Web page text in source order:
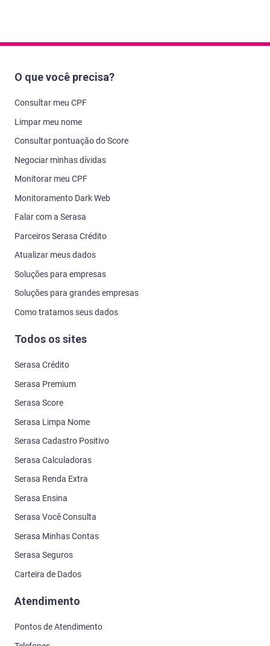
O que você precisa?
Consultar meu CPF
Limpar meu nome
Consultar pontuação do Score
Negociar minhas dívidas
Monitorar meu CPF
Monitoramento Dark Web
Falar com a Serasa
Parceiros Serasa Crédito
Atualizar meus dados
Soluções para empresas
Soluções para grandes empresas
Como tratamos seus dados
Todos os sites
Serasa Crédito
Serasa Premium
Serasa Score
Serasa Limpa Nome
Serasa Cadastro Positivo
Serasa Calculadoras
Serasa Renda Extra
Serasa Ensina
Serasa Você Consulta
Serasa Minhas Contas
Serasa Seguros
Carteira de Dados
Atendimento
Pontos de Atendimento